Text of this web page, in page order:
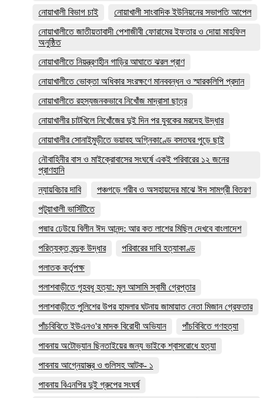
নোয়াখালী বিভাগ চাই
নোয়াখালী সাংবাদিক ইউনিয়নের সভাপতি আপেল
নোয়াখালীতে জাতীয়তাবাদী পেশাজীবী ফোরামের ইফতার ও দোয়া মাহফিল
অনুষ্ঠিত
নোয়াখালীতে নিয়ন্ত্রণহীন গাড়ির আঘাতে ঝরল প্রাণ
নোয়াখালীতে ভোক্তা অধিকার সংরক্ষণে মানববন্ধন ও স্মারকলিপি প্রদান
নোয়াখালীতে রহস্যজনকভাবে নিখোঁজ মাদ্রাসা ছাত্র
নোয়াখালীর চাটখিলে নিখোঁজের দুই দিন পর যুবকের মরদেহ উদ্ধার
নোয়াখালীর সোনাইমুড়ীতে ভয়াবহ অগ্নিকাণ্ডে বসতঘর পুড়ে ছাই
নৌবাহিনীর বাস ও মাইক্রোবাসের সংঘর্ষে একই পরিবারের ১২ জনের
প্রাণহানি
ন্যায়বিচার দাবি
পঞ্চগড়ে গরীব ও অসহায়দের মাঝে ঈদ সামগ্রী বিতরণ
পটুয়াখালী ভার্সিটিতে
পদ্মার ঢেউয়ে বিলীন ঈদ আনন্দ: আর কত লাশের মিছিল দেখবে বাংলাদেশ
পরিত্যক্ত বন্দুক উদ্ধার
পরিবারের দাবি হত্যাকাণ্ড
পলাতক কর্তৃপক্ষ
পলাশবাড়ীতে গৃহবধূ হত্যা: মূল আসামি স্বামী গ্রেপ্তার
পলাশবাড়ীতে পুলিশের উপর হামলার ঘটনায় জামায়াত নেতা মিজান গ্রেফতার
পাঁচবিবিতে ইউএনও'র মাদক বিরোধী অভিযান
পাঁচবিবিতে গণহত্যা
পাবনায় অটোভ্যান ছিনতাইয়ের জন্য ভাইকে শ্বাসরোধে হত্যা
পাবনায় আগ্নেয়াস্ত্র ও গুলিসহ আটক- ১
পাবনায় বিএনপির দুই গ্রুপের সংঘর্ষ